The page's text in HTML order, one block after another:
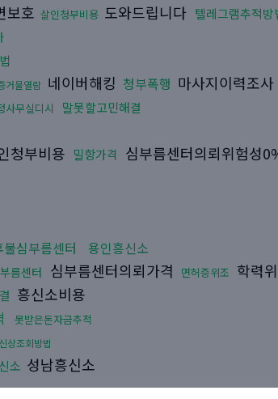
보호 살인청부비용 도와드립니다 텔레그램추적방
거물열람 네이버해킹 청부폭행 마사지이력조사
사무실디시 말못할고민해결
청부비용 밀항가격 심부름센터의뢰위험성
불심부름센터
용인흥신소
름센터 심부름센터의뢰가격 면허증위조 학력
흥신소비용
못받은돈자금추적
신상조회방법
소 성남흥신소